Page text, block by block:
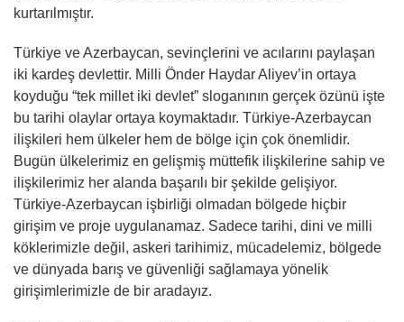
kurtarılmıştır.
Türkiye ve Azerbaycan, sevinçlerini ve acılarını paylaşan
iki kardeş devlettir. Milli Önder Haydar Aliyev’in ortaya
koyduğu “tek millet iki devlet” sloganının gerçek özünü işte
bu tarihi olaylar ortaya koymaktadır. Türkiye-Azerbaycan
ilişkileri hem ülkeler hem de bölge için çok önemlidir.
Bugün ülkelerimiz en gelişmiş müttefik ilişkilerine sahip ve
ilişkilerimiz her alanda başarılı bir şekilde gelişiyor.
Türkiye-Azerbaycan işbirliği olmadan bölgede hiçbir
girişim ve proje uygulanamaz. Sadece tarihi, dini ve milli
köklerimizle değil, askeri tarihimiz, mücadelemiz, bölgede
ve dünyada barış ve güvenliği sağlamaya yönelik
girişimlerimizle de bir aradayız.